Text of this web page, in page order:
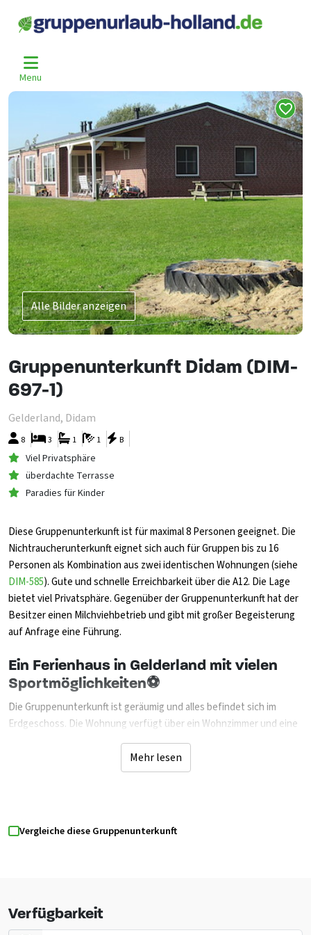
Menu
Home >
Alle Bilder anzeigen
Gruppenunterkunft Didam (DIM-
697-1)
Gelderland, Didam
8 1
1 B
3
Viel Privatsphäre
überdachte Terrasse
Paradies für Kinder
Diese Gruppenunterkunft ist für maximal 8 Personen geeignet. Die
Nichtraucherunterkunft eignet sich auch für Gruppen bis zu 16
Personen als Kombination aus zwei identischen Wohnungen (siehe
DIM-585). Gute und schnelle Erreichbarkeit über die A12. Die Lage
bietet viel Privatsphäre. Gegenüber der Gruppenunterkunft hat der
Besitzer einen Milchviehbetrieb und gibt mit großer Begeisterung
auf Anfrage eine Führung.
Ein Ferienhaus in Gelderland mit vielen
Sportmöglichkeiten⚽
Die Gruppenunterkunft ist geräumig und alles befindet sich im
Erdgeschoss. Die Wohnung verfügt über ein Wohnzimmer und eine
gute Küche. Dieser ist komplett ausgestattet. Im Wohnzimmer gibt
es einen Essbereich und eine Sitzecke mit Fernseher (Schüssel).
Der Fliesenboden mit Fußbodenheizung und der Gaskamin machen
Spielgeräte für Kinder. Die Terrasse grenzt an das Wohnzimmer und
ist durch eine Schiebetür zu erreichen. Die Unterkunft verfügt über
warmem/kaltem Wasser. Die Unterkunft verfügt über ein
Badezimmer mit Badewanne und separater Dusche, Waschbecken
Mehr lesen
Vergleiche diese Gruppenunterkunft
Verfügbarkeit